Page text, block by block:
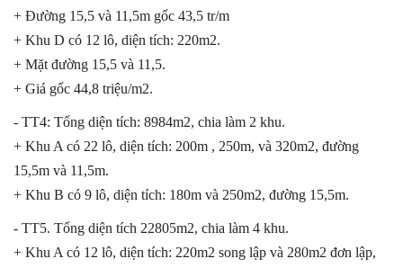
+ Đường 15,5 và 11,5m gốc 43,5 tr/m
+ Khu D có 12 lô, diện tích: 220m2.
+ Mặt đường 15,5 và 11,5.
+ Giá gốc 44,8 triệu/m2.
- TT4: Tổng diện tích: 8984m2, chia làm 2 khu.
+ Khu A có 22 lô, diện tích: 200m , 250m, và 320m2, đường
15,5m và 11,5m.
+ Khu B có 9 lô, diện tích: 180m và 250m2, đường 15,5m.
- TT5. Tổng diện tích 22805m2, chia làm 4 khu.
+ Khu A có 12 lô, diện tích: 220m2 song lập và 280m2 đơn lập,